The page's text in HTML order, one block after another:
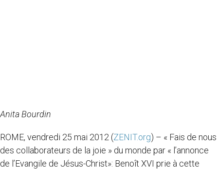
Anita Bourdin
ROME, vendredi 25 mai 2012 (ZENIT.org) – « Fais de nous
des collaborateurs de la joie » du monde par « l’annonce
de l’Evangile de Jésus-Christ»: Benoît XVI prie à cette